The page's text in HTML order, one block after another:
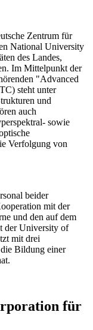
Zentrum für
National University
des Landes,
Im Mittelpunkt der
"Advanced
steht unter
und
auch
sowie
Verfolgung von
beider
mit der
und den auf dem
der University of
mit drei
Bildung einer
für